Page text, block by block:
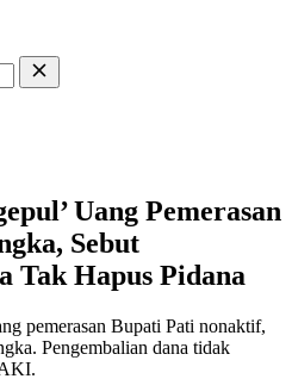
Uang Pemerasan
Sebut
Tak Hapus Pidana
pemerasan Bupati Pati nonaktif,
Pengembalian dana tidak